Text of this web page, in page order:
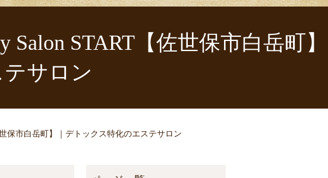
START【佐世保市白岳町】
テサロン
保市白岳町】｜デトックス特化のエステサロン